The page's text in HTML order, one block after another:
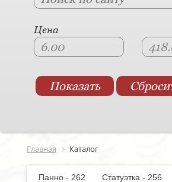
Цена
Главная Каталог
Панно - 262 Статуэтка - 256